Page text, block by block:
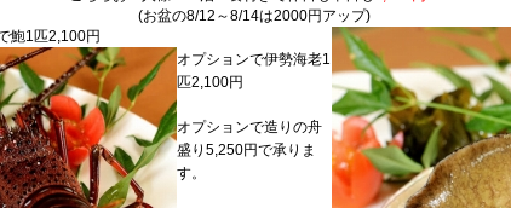
(お盆の8/12～8/14は2000円アップ)
鮑1匹2,100円
オプションで伊勢海老1
匹2,100円
オプションで造りの舟
盛り5,250円で承りま
す。